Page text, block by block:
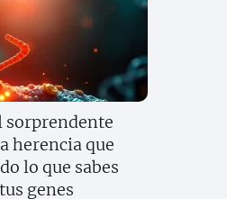
sorprendente
herencia que
lo que sabes
genes